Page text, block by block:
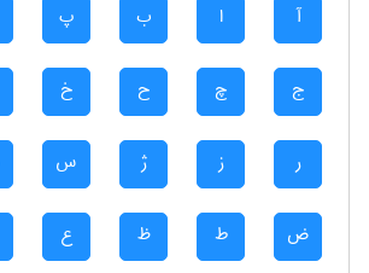
آ ا ب پ
ج چ ح خ
ر ز ژ س
ض ط ظ ع